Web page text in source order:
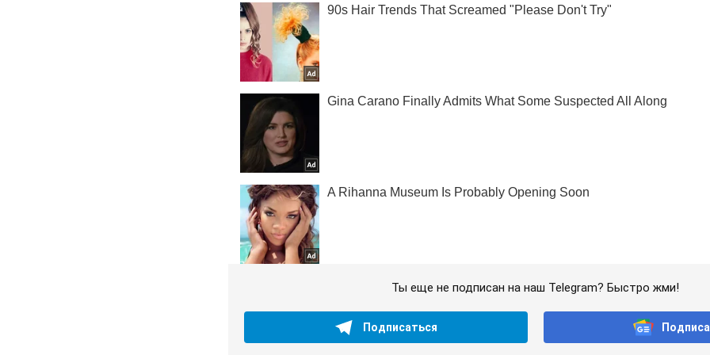
Ты еще не подписан на наш Telegram? Быстро жми!
Подписаться